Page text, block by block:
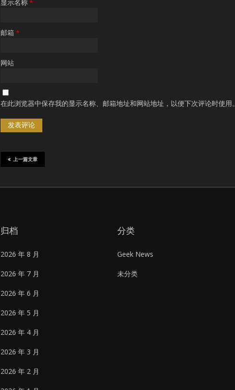
显示名称 *
邮箱 *
网站
在此浏览器中保存我的显示名称、邮箱地址和网站地址，以便下次评论时使用。
上一篇文章
归档
2026 年 8 月
2026 年 7 月
2026 年 6 月
2026 年 5 月
2026 年 4 月
2026 年 3 月
2026 年 2 月
分类
Geek News
未分类